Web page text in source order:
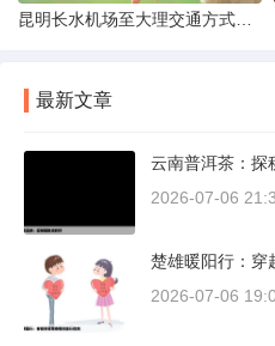
最新文章
云南普洱茶：探
2026-07-06
楚雄暖阳行：穿
2026-07-06